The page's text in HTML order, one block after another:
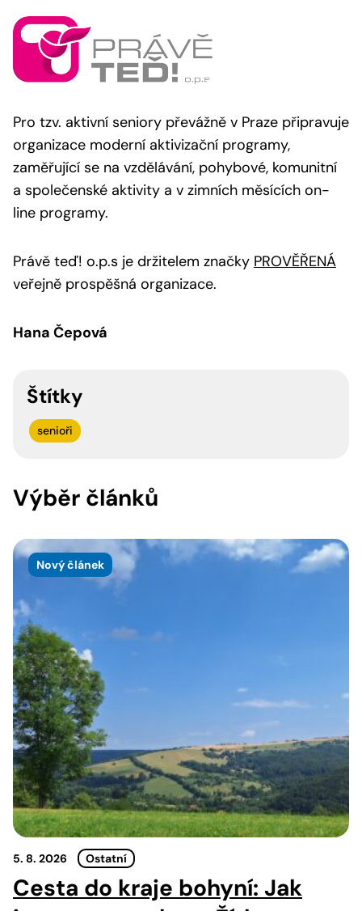
Pro tzv. aktivní seniory převážně v Praze připravuje
organizace moderní aktivizační programy,
zaměřující se na vzdělávání, pohybové, komunitní
a společenské aktivity a v zimních měsících on-
line programy.
Právě teď! o.p.s je držitelem značky PROVĚŘENÁ
veřejně prospěšná organizace.
Hana Čepová
Štítky
senioři
Výběr článků
Nový článek
5. 8. 2026 Ostatní
Cesta do kraje bohyní: Jak